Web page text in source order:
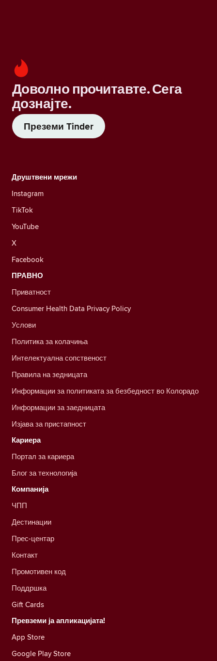
Доволно прочитавте. Сега
дознајте.
Преземи Tinder
Друштвени мрежи
Instagram
TikTok
YouTube
X
Facebook
ПРАВНО
Приватност
Consumer Health Data Privacy Policy
Услови
Политика за колачиња
Интелектуална сопственост
Правила на зедницата
Информации за политиката за безбедност во Колорадо
Информации за заедницата
Изјава за пристапност
Кариера
Портал за кариера
Блог за технологија
Компанија
ЧПП
Дестинации
Прес-центар
Контакт
Промотивен код
Поддршка
Gift Cards
Превземи ја апликацијата!
App Store
Google Play Store